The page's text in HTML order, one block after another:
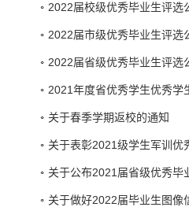
2022届校级优秀毕业生评选
2022届市级优秀毕业生评选
2022届省级优秀毕业生评选
2021年度省优秀学生优秀学
关于春季学期返校的通知
关于表彰2021级学生军训优
关于公布2021届省级优秀毕
关于做好2022届毕业生图像